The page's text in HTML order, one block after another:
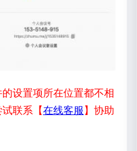
设置项所在位置都不相
联系【在线客服 】协助